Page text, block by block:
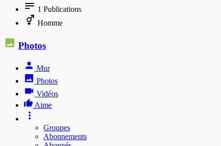
1 Publications
Homme
Photos
Mur
Photos
Vidéos
Aime
Groupes
Abonnements